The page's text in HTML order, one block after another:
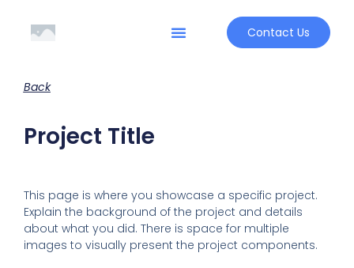
Contact Us
Back
Project Title
This page is where you showcase a specific project.
Explain the background of the project and details
about what you did. There is space for multiple
images to visually present the project components.